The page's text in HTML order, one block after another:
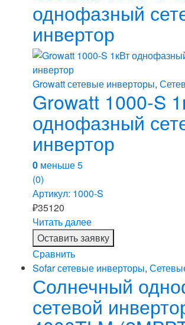
однофазный
инвертор
Growatt сетевые инверторы,
Growatt 1000-S
однофазный
инвертор
0 меньше 5
(0)
Артикул: 1000-S
₽35120
Читать далее
Оставить заявку
Сравнить
Sofar сетевые инверторы,
Солнечный
сетевой